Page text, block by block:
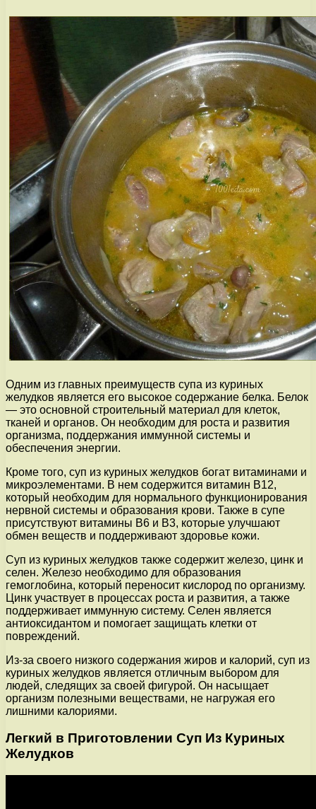
Одним из главных преимуществ супа из куриных
желудков является его высокое содержание белка. Белок
— это основной строительный материал для клеток,
тканей и органов. Он необходим для роста и развития
организма, поддержания иммунной системы и
обеспечения энергии.
Кроме того, суп из куриных желудков богат витаминами и
микроэлементами. В нем содержится витамин В12,
который необходим для нормального функционирования
нервной системы и образования крови. Также в супе
присутствуют витамины В6 и В3, которые улучшают
обмен веществ и поддерживают здоровье кожи.
Суп из куриных желудков также содержит железо, цинк и
селен. Железо необходимо для образования
гемоглобина, который переносит кислород по организму.
Цинк участвует в процессах роста и развития, а также
поддерживает иммунную систему. Селен является
антиоксидантом и помогает защищать клетки от
повреждений.
Из-за своего низкого содержания жиров и калорий, суп из
куриных желудков является отличным выбором для
людей, следящих за своей фигурой. Он насыщает
организм полезными веществами, не нагружая его
лишними калориями.
Легкий в Приготовлении Суп Из Куриных
Желудков